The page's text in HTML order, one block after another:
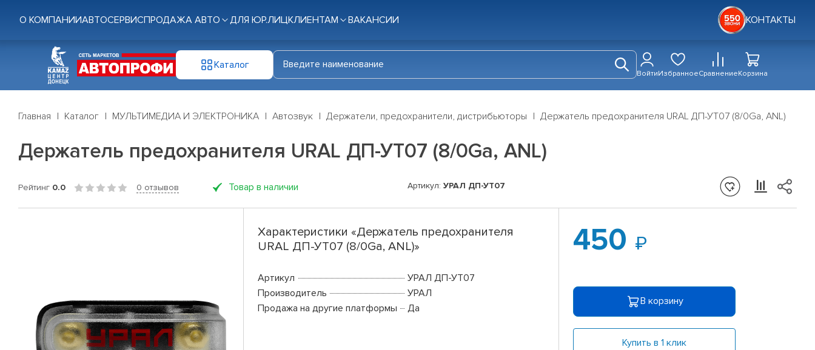
О КОМПАНИИАВТОСЕРВИСПРОДАЖА АВТО ДЛЯ ЮР.ЛИЦКЛИЕНТАМ ВАКАНСИИ КОНТАКТЫ
Каталог
ВойтиИзбранноеСравнениеКорзина
Главная Каталог МУЛЬТИМЕДИА И ЭЛЕКТРОНИКА Автозвук Держатели, предохранители, дистрибьюторы Держатель предохранителя URAL ДП-УТ07 (8/0Ga, ANL)
Держатель предохранителя URAL ДП-УТ07 (8/0Ga, ANL)
Рейтинг 0.0 0 отзывов Товар в наличии Артикул: УРАЛ ДП-УТ07
Характеристики «Держатель предохранителя
URAL ДП-УТ07 (8/0Ga, ANL)»
Артикул
УРАЛ ДП-УТ07
Производитель
УРАЛ
Продажа на другие платформы
Да
450
В корзину
Купить в 1 клик